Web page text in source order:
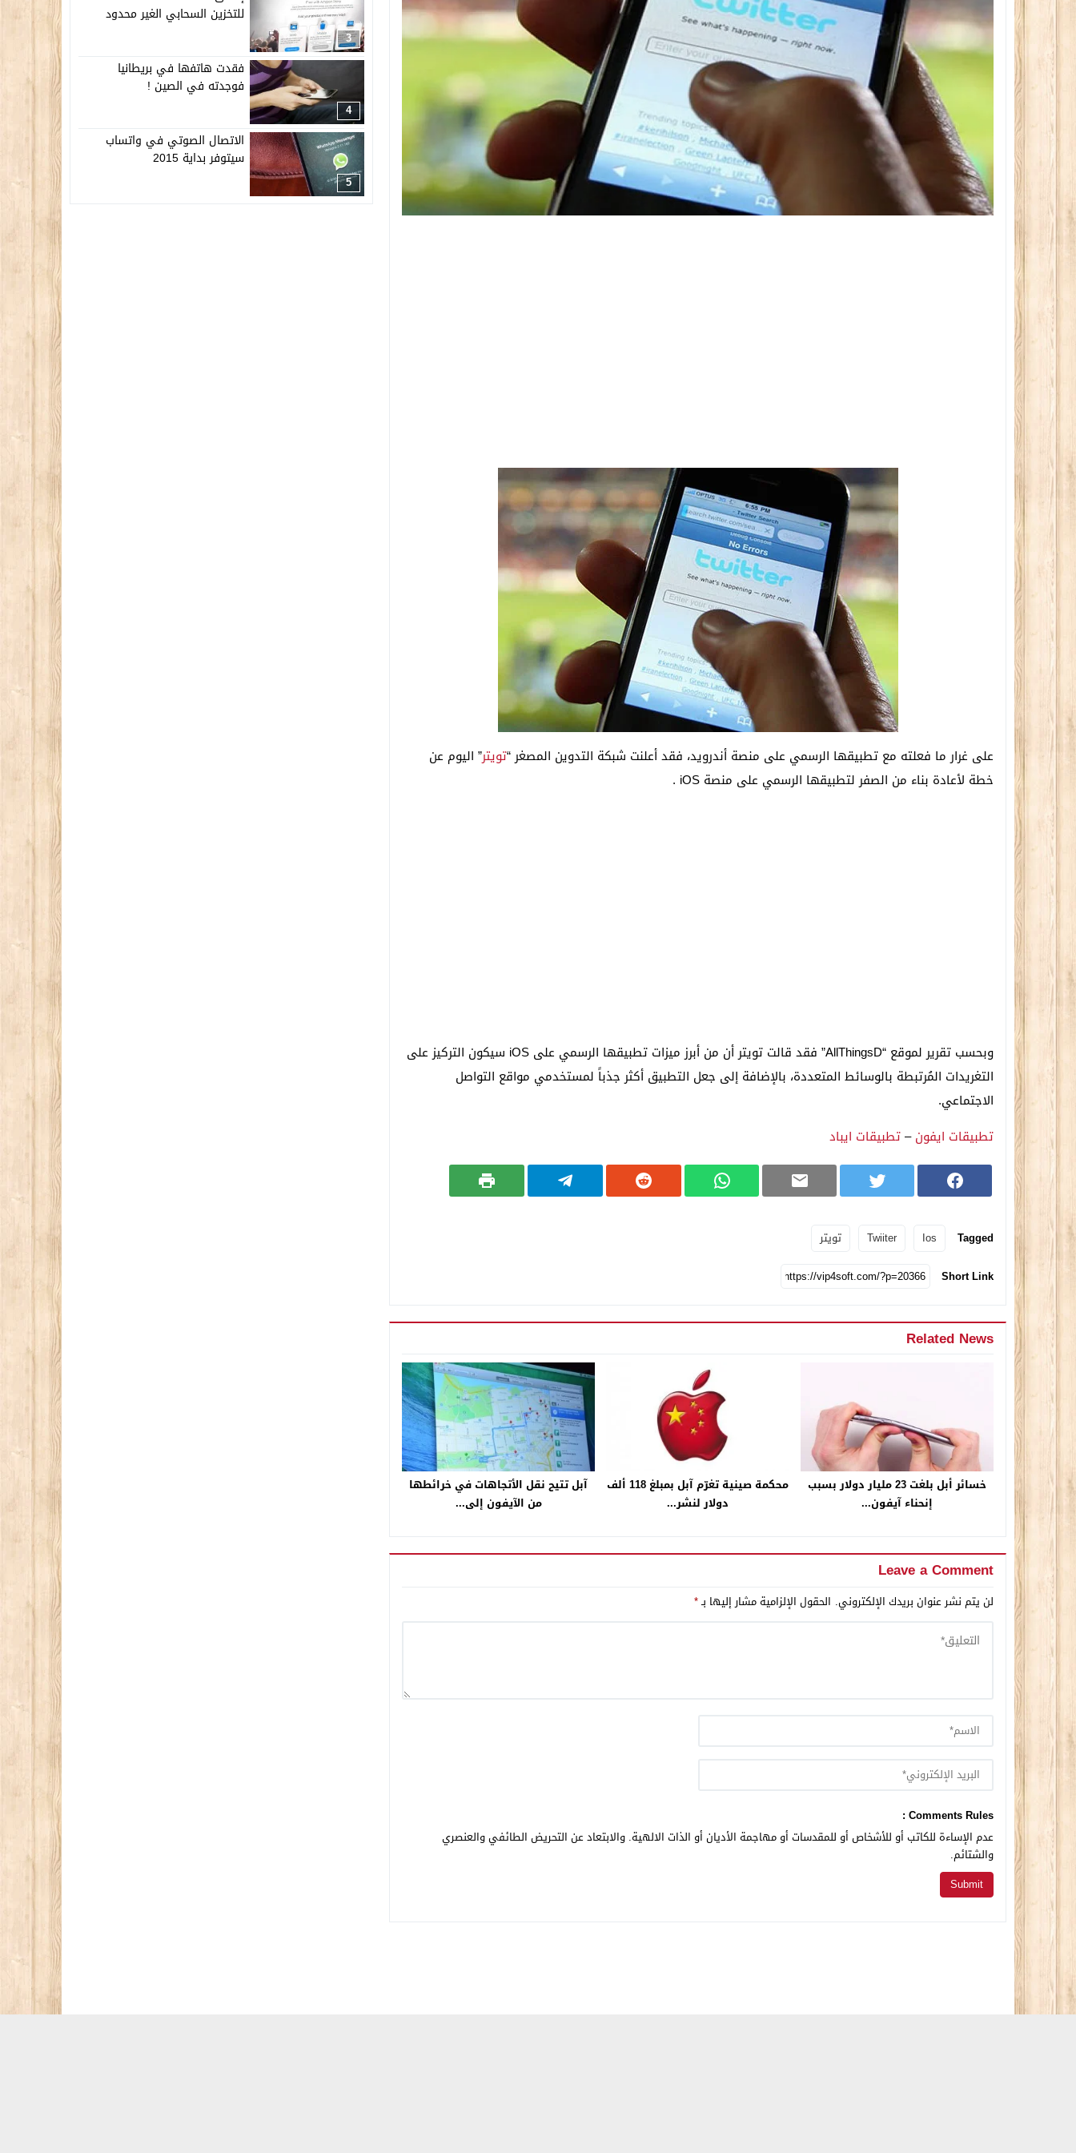
على غرار ما فعلته مع تطبيقها الرسمي على منصة أندرويد، فقد أعلنت شبكة التدوين المصغر “تويتر” اليوم عن
خطة لأعادة بناء من الصفر لتطبيقها الرسمي على منصة iOS .
وبحسب تقرير لموقع “AllThingsD” فقد قالت تويتر أن من أبرز ميزات تطبيقها الرسمي على iOS سيكون التركيز على
التغريدات المُرتبطة بالوسائط المتعددة، بالإضافة إلى جعل التطبيق أكثر جذباً لمستخدمي مواقع التواصل
الاجتماعي.
تطبيقات ايفون–تطبيقات ايباد
Tagged
Ios
Twiiter
تويتر
Short Link
Related News
خسائر أبل بلغت 23 مليار دولار بسبب
إنحناء آيفون...
محكمة صينية تغرّم آبل بمبلغ 118 ألف
دولار لنشر...
آبل تتيح نقل الأتجاهات في خرائطها
من الآيفون إلى...
Leave a Comment
لن يتم نشر عنوان بريدك الإلكتروني. الحقول الإلزامية مشار إليها بـ*
Comments Rules :
عدم الإساءة للكاتب أو للأشخاص أو للمقدسات أو مهاجمة الأديان أو الذات الالهية. والابتعاد عن التحريض الطائفي والعنصري
والشتائم.
3
للتخزين السحابي الغير محدود
4
فقدت هاتفها في بريطانيا
فوجدته في الصين !
5
الاتصال الصوتي في واتساب
سيتوفر بداية 2015